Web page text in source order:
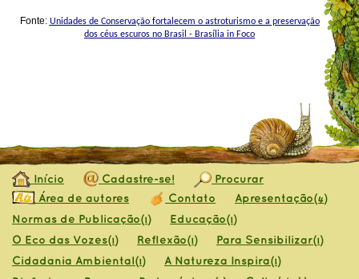
Fonte: Unidades de Conservação fortalecem o astroturismo e a preservação
dos céus escuros no Brasil - Brasília in Foco
Início Cadastre-se!
Procurar
Área de autores
Contato Apresentação(4)
Normas de Publicação(1) Educação(1)
O Eco das Vozes(1) Reflexão(1) Para Sensibilizar(1)
Cidadania Ambiental(1) A Natureza Inspira(1)